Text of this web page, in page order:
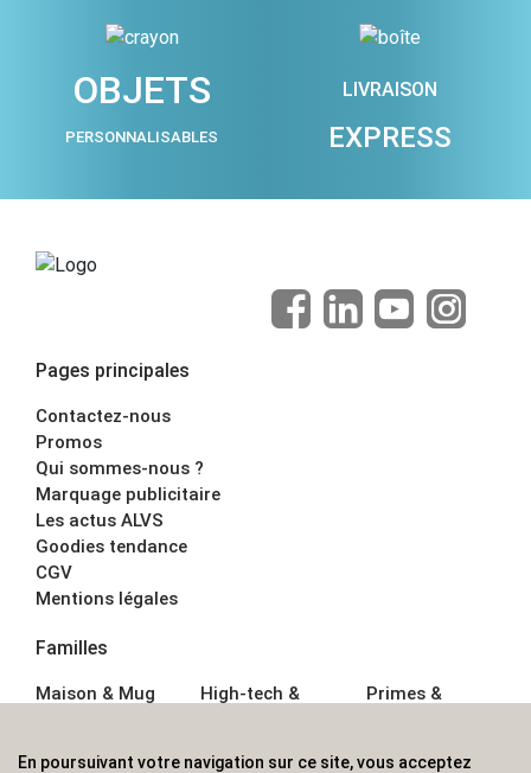
OBJETS
PERSONNALISABLES
LIVRAISON
EXPRESS
Pages principales
Contactez-nous
Promos
Qui sommes-nous ?
Marquage publicitaire
Les actus ALVS
Goodies tendance
CGV
Mentions légales
Familles
Maison & Mug
High-tech &
Primes &
En poursuivant votre navigation sur ce site, vous acceptez